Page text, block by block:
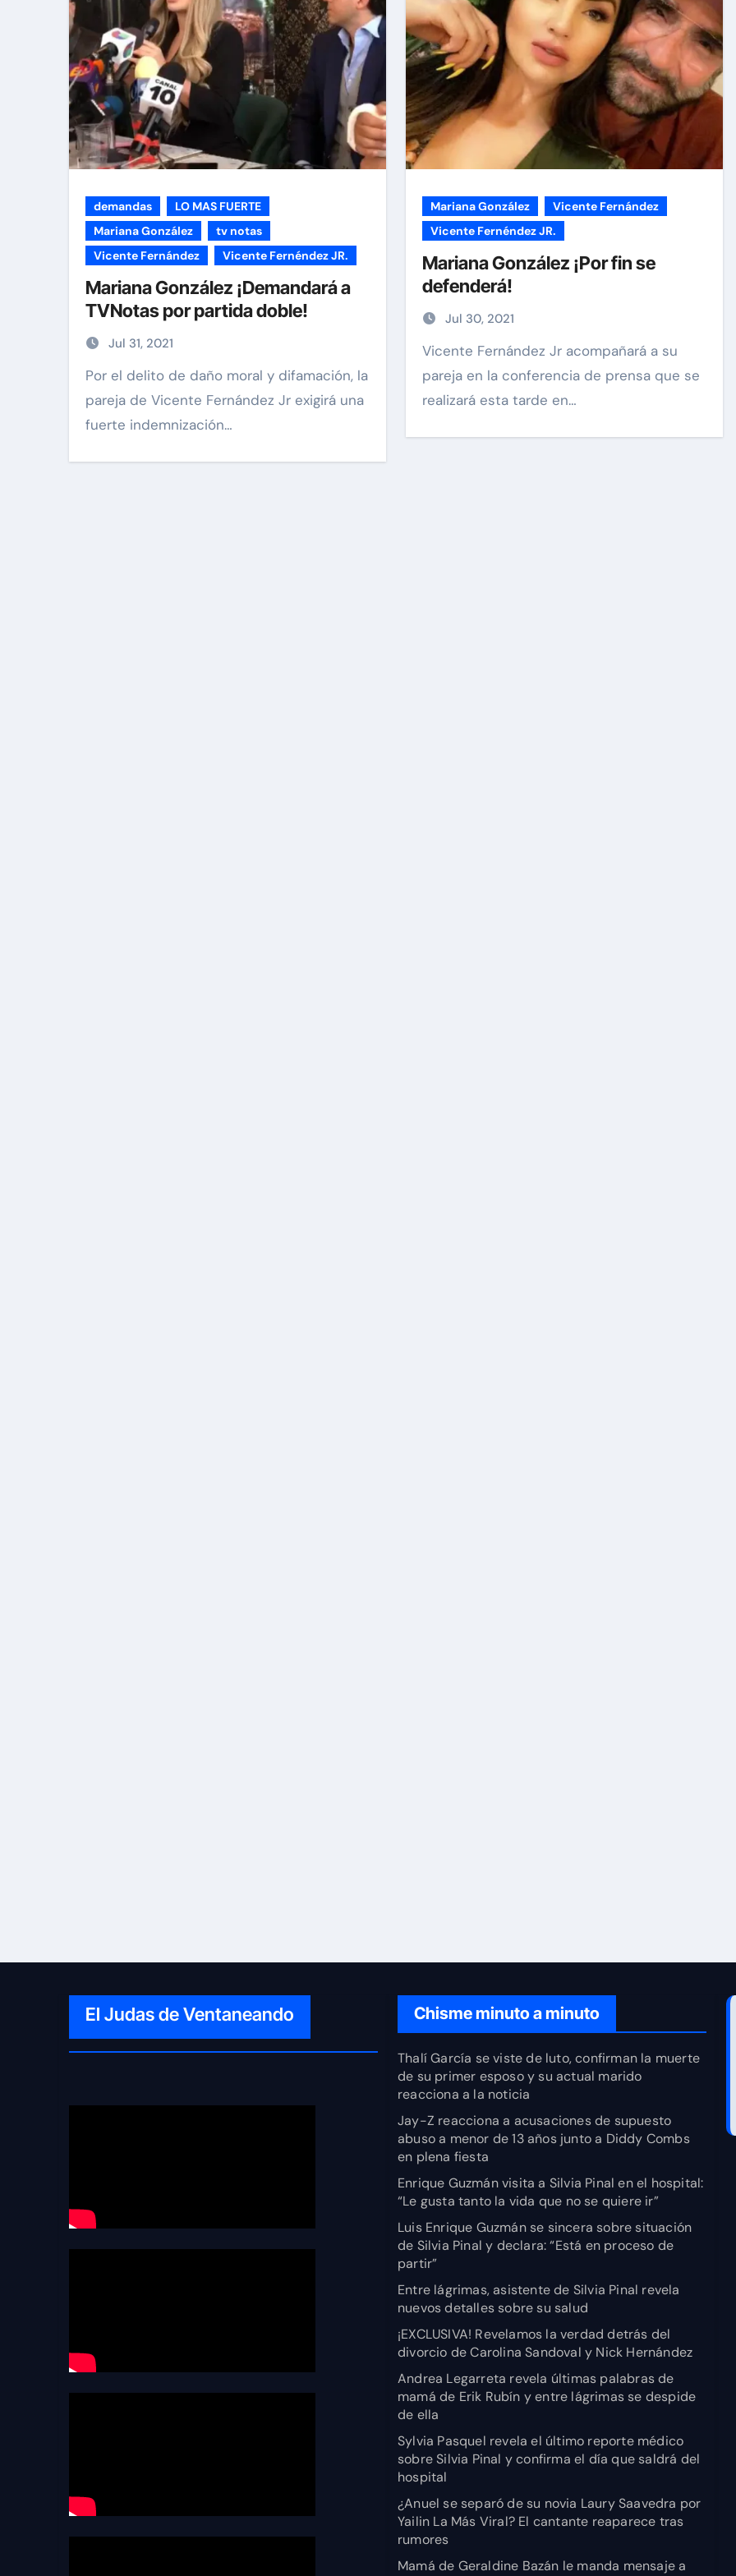
demandas
LO MAS FUERTE
Mariana González
tv notas
Vicente Fernández
Vicente Fernéndez JR.
Mariana González ¡Demandará a
TVNotas por partida doble!
Jul 31, 2021
Por el delito de daño moral y difamación, la
pareja de Vicente Fernández Jr exigirá una
fuerte indemnización…
Mariana González
Vicente Fernández
Vicente Fernéndez JR.
Mariana González ¡Por fin se
defenderá!
Jul 30, 2021
Vicente Fernández Jr acompañará a su
pareja en la conferencia de prensa que se
realizará esta tarde en…
El Judas de Ventaneando Chisme minuto a minuto
Thalí García se viste de luto, confirman la muerte
de su primer esposo y su actual marido
reacciona a la noticia
Jay-Z reacciona a acusaciones de supuesto
abuso a menor de 13 años junto a Diddy Combs
en plena fiesta
Enrique Guzmán visita a Silvia Pinal en el hospital:
“Le gusta tanto la vida que no se quiere ir”
Luis Enrique Guzmán se sincera sobre situación
de Silvia Pinal y declara: “Está en proceso de
partir”
Entre lágrimas, asistente de Silvia Pinal revela
nuevos detalles sobre su salud
¡EXCLUSIVA! Revelamos la verdad detrás del
divorcio de Carolina Sandoval y Nick Hernández
Andrea Legarreta revela últimas palabras de
mamá de Erik Rubín y entre lágrimas se despide
de ella
Sylvia Pasquel revela el último reporte médico
sobre Silvia Pinal y confirma el día que saldrá del
hospital
¿Anuel se separó de su novia Laury Saavedra por
Yailin La Más Viral? El cantante reaparece tras
rumores
Mamá de Geraldine Bazán le manda mensaje a